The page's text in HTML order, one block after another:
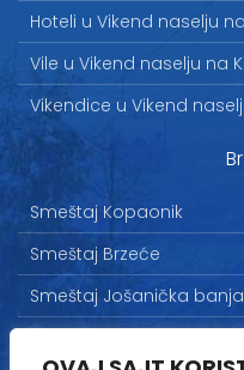
Hoteli u Vikend naselju
Vile u Vikend naselju na
Vikendice u Vikend
Smeštaj Kopaonik
Smeštaj Brzeće
Smeštaj Jošanička banja